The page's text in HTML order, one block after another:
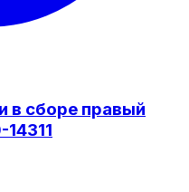
в сборе правый